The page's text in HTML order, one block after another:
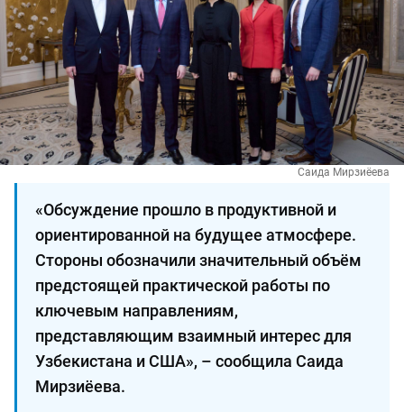
Саида Мирзиёева
«Обсуждение прошло в продуктивной и
ориентированной на будущее атмосфере.
Стороны обозначили значительный объём
предстоящей практической работы по
ключевым направлениям,
представляющим взаимный интерес для
Узбекистана и США», – сообщила Саида
Мирзиёева.